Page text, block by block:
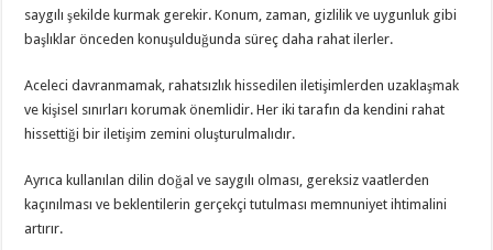
saygılı şekilde kurmak gerekir. Konum, zaman, gizlilik ve uygunluk gibi
başlıklar önceden konuşulduğunda süreç daha rahat ilerler.
Aceleci davranmamak, rahatsızlık hissedilen iletişimlerden uzaklaşmak
ve kişisel sınırları korumak önemlidir. Her iki tarafın da kendini rahat
hissettiği bir iletişim zemini oluşturulmalıdır.
Ayrıca kullanılan dilin doğal ve saygılı olması, gereksiz vaatlerden
kaçınılması ve beklentilerin gerçekçi tutulması memnuniyet ihtimalini
artırır.